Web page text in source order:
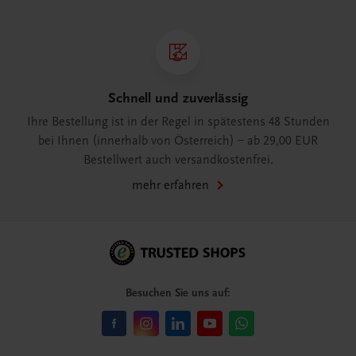
Schnell und zuverlässig
Ihre Bestellung ist in der Regel in spätestens 48 Stunden
bei Ihnen (innerhalb von Österreich) – ab 29,00 EUR
Bestellwert auch versandkostenfrei.
mehr erfahren
Besuchen Sie uns auf: